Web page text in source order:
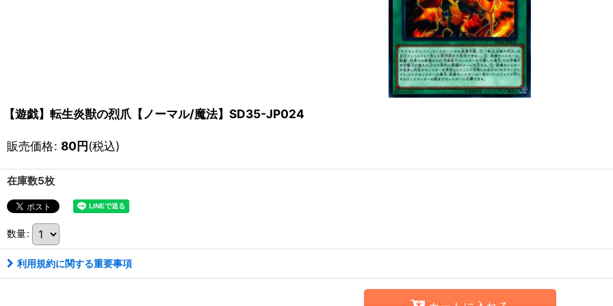
【遊戯】転生炎獣の烈爪【ノーマル/魔法】SD35-JP024
販売価格: 80円(税込)
在庫数5枚
数量:
利用規約に関する重要事項